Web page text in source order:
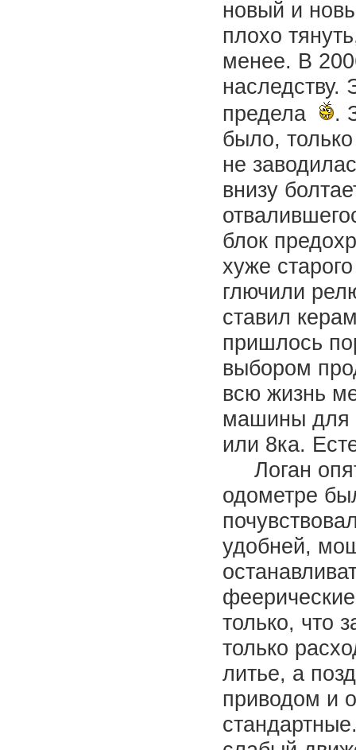
новый и
плохо
менее. В
предела
.
было,
не
внизу
блок
хуже
глючили
ставил
пришлось
выбором
всю жизнь
машины для
или 8ка.
Логан
одометре
удобней,
только, что
только
литье, а
приводом и